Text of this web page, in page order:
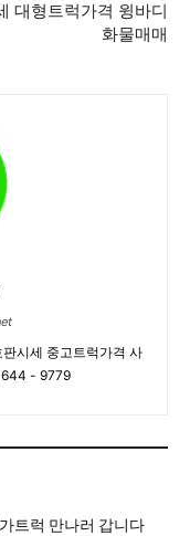
대형트럭가격 윙바디
화물매매
시세 중고트럭가격 사
- 9779
트럭 만나러 갑니다